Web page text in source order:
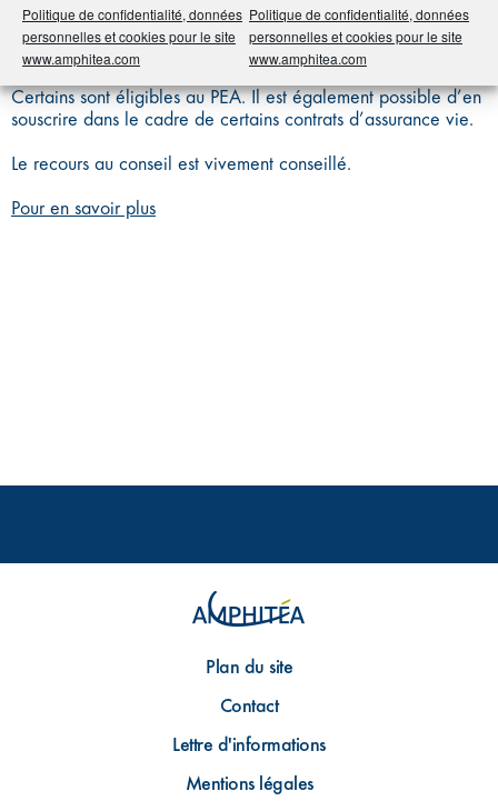
Politique de confidentialité, données
personnelles et cookies pour le site
www.amphitea.com
Politique de confidentialité, données
personnelles et cookies pour le site
www.amphitea.com
Il faut donc avoir une solide culture financière et une
appétence pour le risque pour s’y intéresser.
Certains sont éligibles au PEA. Il est également possible d’en
souscrire dans le cadre de certains contrats d’assurance vie.
Le recours au conseil est vivement conseillé.
Pour en savoir plus
Plan du site
Contact
Lettre d'informations
Mentions légales